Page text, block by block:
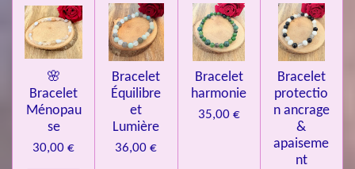
🌸
Bracelet
Ménopau
se
30,00 €
Bracelet
Équilibre
et
Lumière
36,00 €
Bracelet
harmonie
35,00 €
Bracelet
protectio
n ancrage
&
apaiseme
nt